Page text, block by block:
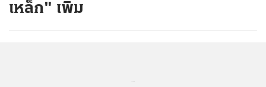
เหล็ก" เพิ่ม